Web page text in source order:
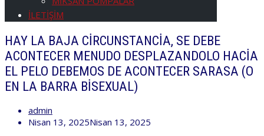
İLETİŞİM
HAY LA BAJA CIRCUNSTANCIA, SE DEBE
ACONTECER MENUDO DESPLAZANDOLO HACIA
EL PELO DEBEMOS DE ACONTECER SARASA (O
EN LA BARRA BISEXUAL)
admin
Nisan 13, 2025Nisan 13, 2025